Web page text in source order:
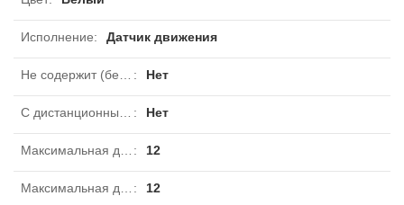
Исполнение: Датчик движения
: Нет
: Нет
: 12
: 12